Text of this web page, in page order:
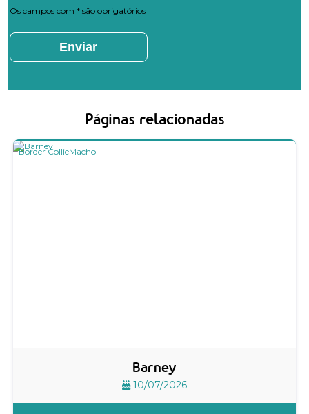
Os campos com * são obrigatórios
Páginas relacionadas
Barney
10/07/2026
Border CollieMacho